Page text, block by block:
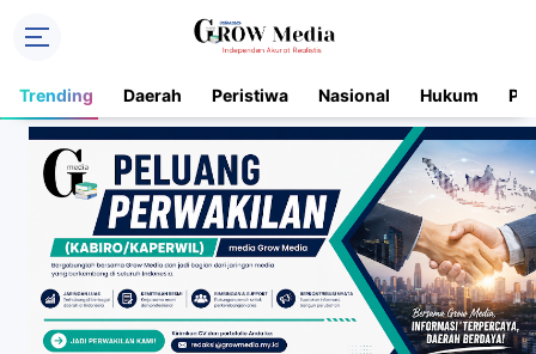
Trending Daerah Peristiwa Nasional Hukum